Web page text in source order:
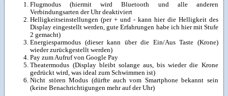
Flugmodus (hiermit wird Bluetooth und alle anderen
Verbindungsarten der Uhr deaktiviert
Helligkeitseinstellungen (per + und - kann hier die Helligkeit des
Display eingestellt werden, gute Erfahrungen habe ich hier mit Stufe
2 gemacht)
Energiesparmodus (dieser kann über die Ein/Aus Taste (Krone)
wieder zurückgestellt werden)
Pay zum Aufruf von Google Pay
Theatermodus (Display bleibt solange aus, bis wieder die Krone
gedrückt wird, was ideal zum Schwimmen ist)
Nicht stören Modus (dürfte auch vom Smartphone bekannt sein
(keine Benachrichtigungen mehr auf der Uhr)